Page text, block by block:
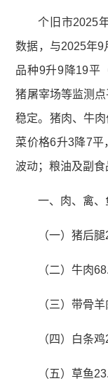
个旧市2025
数据，与2025年9
品种9升9降19平
猪屠宰场等监测
稳定。猪肉、牛
菜价格6升3降7平
波动；粮油及副食
一、肉、禽
（一）猪后
（二）牛肉
（三）带骨
（四）白条
（五）草鱼